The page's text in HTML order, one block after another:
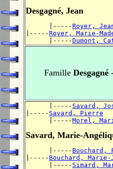
Desgagné, Jean
      |-----
Royer,
|-----Royer, Marie-
      |-----
Dumont,
Famille Desgagné
      |-----
Savard,
|----- Savard, Pierre
      |-----
Morel,
Savard, Marie-
      |-----
Bouchard,
|----- Bouchard, Marie-
      |-----
Simard,